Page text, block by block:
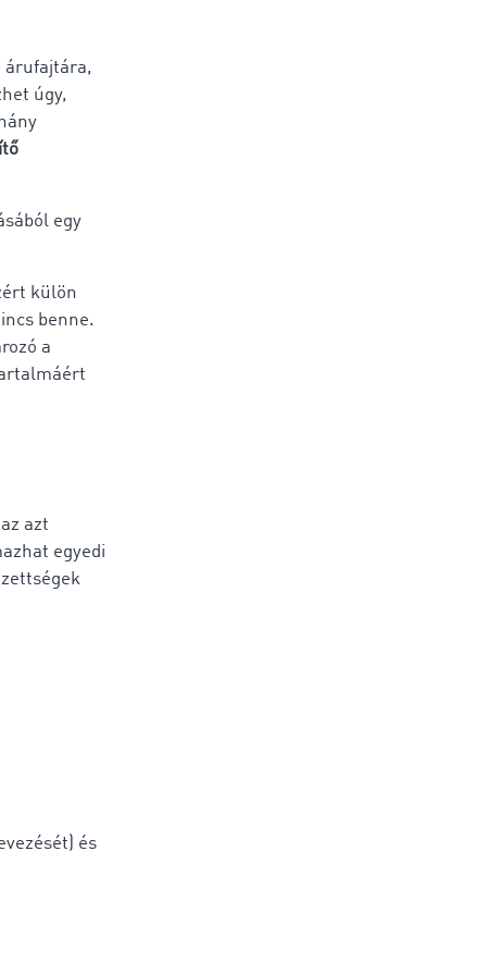
árufajtára,
úgy,
egy
külön
benne.
a
azt
egyedi
és